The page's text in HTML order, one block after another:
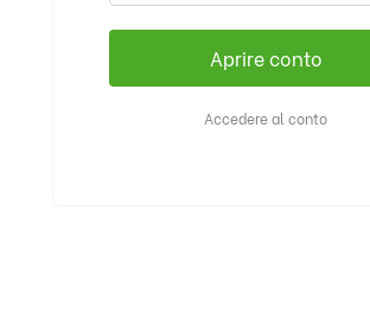
Accedere al conto